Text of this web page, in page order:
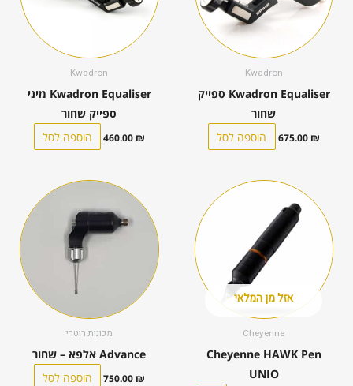
Kwadron
Kwadron Equaliser ספייק
שחור
675.00 ₪ הוספה לסל
Kwadron
Kwadron Equaliser מיני
ספייק שחור
460.00 ₪ הוספה לסל
אזל מן המלאי
Cheyenne
Cheyenne HAWK Pen
UNIO
המחיר
היה:
3,297.00 ₪.
הנוכחי
1,980.00 ₪.
מכונות רוטרי
Advance אלפא – שחור
750.00 ₪ הוספה לסל